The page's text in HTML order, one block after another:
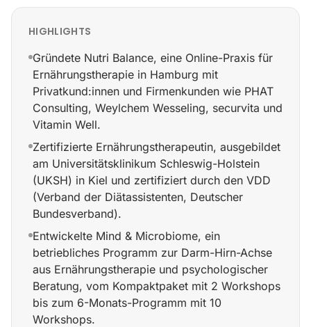
HIGHLIGHTS
Gründete Nutri Balance, eine Online-Praxis für
Ernährungstherapie in Hamburg mit
Privatkund:innen und Firmenkunden wie PHAT
Consulting, Weylchem Wesseling, securvita und
Vitamin Well.
Zertifizierte Ernährungstherapeutin, ausgebildet
am Universitätsklinikum Schleswig-Holstein
(UKSH) in Kiel und zertifiziert durch den VDD
(Verband der Diätassistenten, Deutscher
Bundesverband).
Entwickelte Mind & Microbiome, ein
betriebliches Programm zur Darm-Hirn-Achse
aus Ernährungstherapie und psychologischer
Beratung, vom Kompaktpaket mit 2 Workshops
bis zum 6-Monats-Programm mit 10
Workshops.